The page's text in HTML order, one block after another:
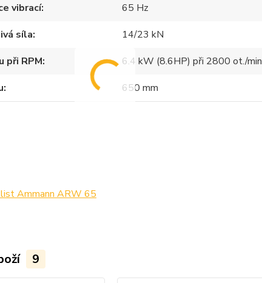
vibrací
65 Hz
síla
14/23 kN
při RPM
6.4 kW (8.6HP) při 2800 ot./min
650 mm
Ammann ARW 65
9